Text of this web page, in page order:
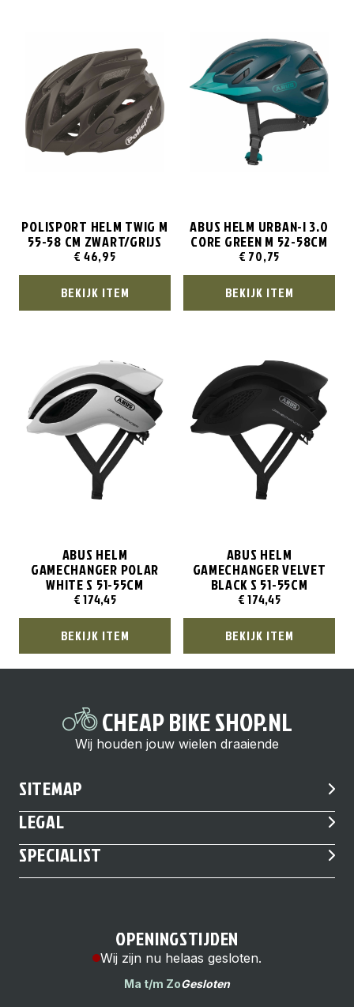
POLISPORT HELM TWIG M
55-58 CM ZWART/GRIJS
€ 46,95
BEKIJK ITEM
ABUS HELM URBAN-I 3.0
CORE GREEN M 52-58CM
€ 70,75
BEKIJK ITEM
ABUS HELM
GAMECHANGER POLAR
WHITE S 51-55CM
€174,45
BEKIJK ITEM
ABUS HELM
GAMECHANGER VELVET
BLACK S 51-55CM
€174,45
BEKIJK ITEM
CHEAP BIKE SHOP.NL
Wij houden jouw wielen draaiende
SITEMAP
LEGAL
SPECIALIST
OPENINGSTIJDEN
Wij zijn nu helaas gesloten.
Ma t/m ZoGesloten